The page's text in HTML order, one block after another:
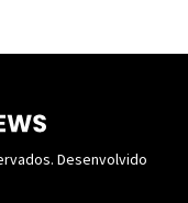
Desenvolvido